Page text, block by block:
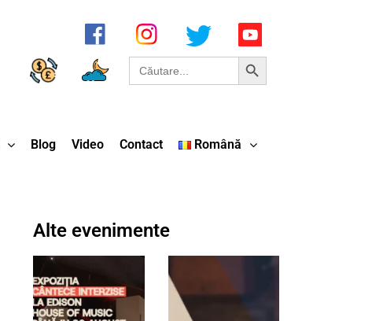
Search
for:
Search Button
Blog Video Contact Română
Alte evenimente